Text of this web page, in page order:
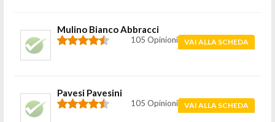
Mulino Bianco Abbracci
105 Opinioni VAI ALLA SCHEDA
Pavesi Pavesini
105 Opinioni VAI ALLA SCHEDA